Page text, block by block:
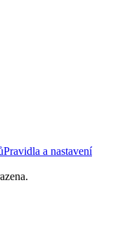
Pravidla a nastavení